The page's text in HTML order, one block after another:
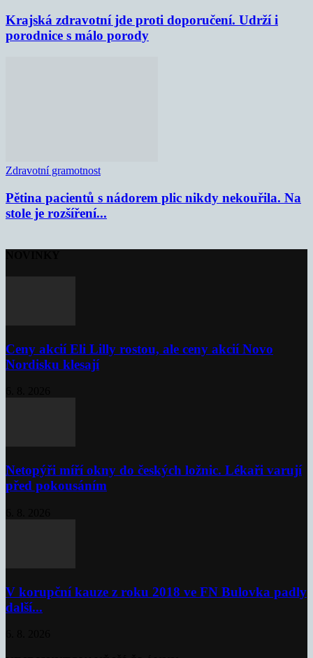
Krajská zdravotní jde proti doporučení. Udrží i
porodnice s málo porody
Zdravotní gramotnost
Pětina pacientů s nádorem plic nikdy nekouřila. Na
stole je rozšíření...
Ceny akcií Eli Lilly rostou, ale ceny akcií Novo
Nordisku klesají
Netopýři míří okny do českých ložnic. Lékaři varují
před pokousáním
V korupční kauze z roku 2018 ve FN Bulovka padly
další...